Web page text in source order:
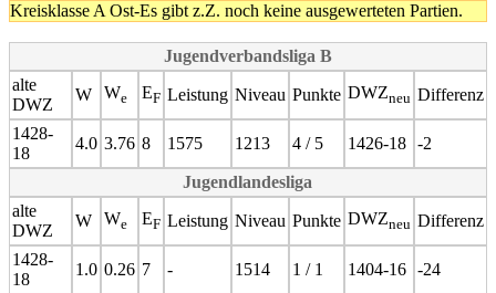
Kreisklasse A Ost-Es gibt z.Z. noch keine ausgewerteten Partien.
Jugendverbandsliga B
alte
DWZ
W We EF Leistung Niveau Punkte DWZneu Differenz
1428-
18
4.0 3.76 8 1575 1213 4 / 5 1426-18 -2
Jugendlandesliga
alte
DWZ
W We EF Leistung Niveau Punkte DWZneu Differenz
1428-
18
1.0 0.26 7 - 1514 1 / 1 1404-16
-24